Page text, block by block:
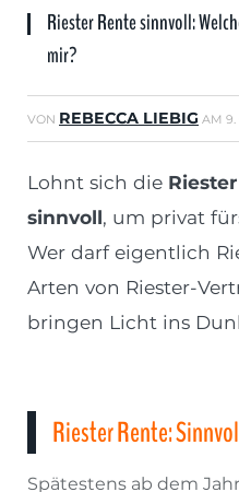
Riester Rente sinnvoll:
mir?
VON REBECCA LIEBIG AM 9.
Lohnt sich die
sinnvoll, um privat
Wer darf eigentlich
Arten von Riester-
bringen Licht ins
Riester Rente:
Spätestens ab dem